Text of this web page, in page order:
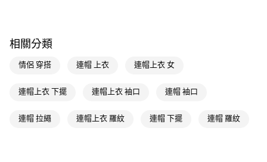
付款後全家取貨
每筆NT$80，滿NT$1,500(含以上)免運費
付款後萊爾富取貨
相關分類
情侶 穿搭 連帽 上衣 連帽上衣 女
連帽上衣 下擺 連帽上衣 袖口 連帽 袖口
連帽 拉繩 連帽上衣 羅紋 連帽 下擺 連帽 羅紋